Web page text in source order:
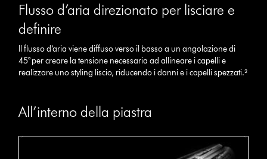
Flusso d’aria direzionato per lisciare e
definire
Il flusso d’aria viene diffuso verso il basso a un angolazione di
45° per creare la tensione necessaria ad allineare i capelli e
realizzare uno styling liscio, riducendo i danni e i capelli spezzati.²
All’interno della piastra